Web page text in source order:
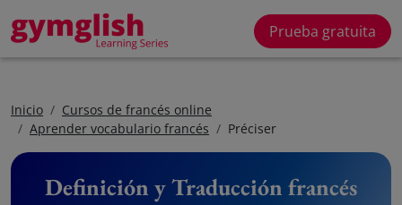
Prueba gratuita
Inicio
Cursos de francés online
Aprender vocabulario francés
Préciser
Definición y Traducción francés